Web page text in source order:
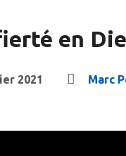
en
2021 Marc